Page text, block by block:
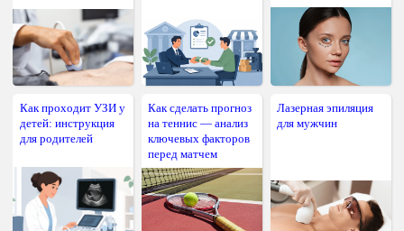
Как проходит УЗИ у
детей: инструкция
для родителей
Как сделать прогноз
на теннис — анализ
ключевых факторов
перед матчем
Лазерная эпиляция
для мужчин